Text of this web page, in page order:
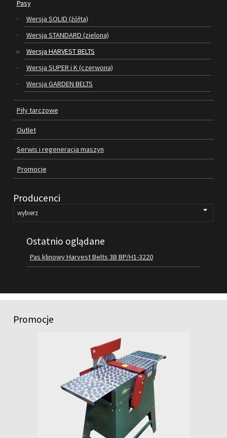
SILNIKI ELEKTRYCZNE
PIŁY TARCZOWE
OUTLET
SERWIS I REGENERACJA MASZYN
PROMOCJE
REGULAMIN
KATALOGI
OBRABIARKI DO DREWNA
SILNIKI ELEKTRYCZNE
KONTAKT
Pasy
Wersja SOLID (żółta)
Wersja STANDARD (zielona)
Wersja HARVEST BELTS
Wersja SUPER i K (czerwona)
Wersja GARDEN BELTS
Piły tarczowe
Outlet
Serwis i regeneracja maszyn
Promocje
Producenci
Ostatnio oglądane
Pas klinowy Harvest Belts 3B BP/H1-3220
Promocje